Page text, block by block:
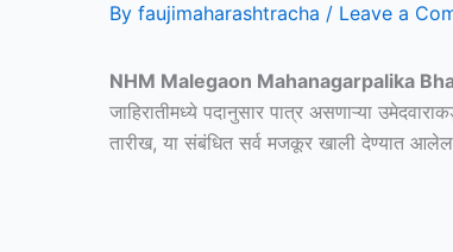
By faujimaharashtracha / Leave a
NHM Malegaon Mahanagarpalika
जाहिरातीमध्ये पदानुसार पात्र असणाऱ्या
तारीख, या संबंधित सर्व मजकूर खाली देण्यात